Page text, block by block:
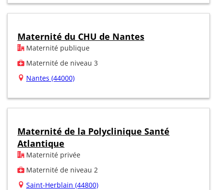
Maternité du CHU de Nantes
Maternité publique
Maternité de niveau 3
Nantes (44000)
Maternité de la Polyclinique Santé
Atlantique
Maternité privée
Maternité de niveau 2
Saint-Herblain (44800)